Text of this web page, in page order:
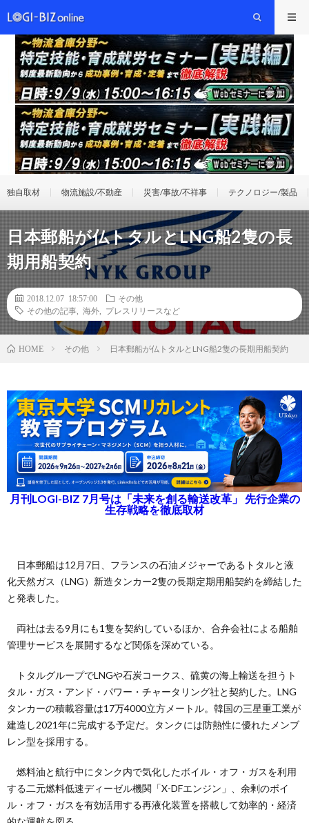
独自取材 物流施設/不動産 災害/事故/不祥事 テクノロジー/製品
日本郵船が仏トタルとLNG船2隻の長
期用船契約
2018.12.07 18:57:00
その他
その他の記事
海外 プレスリリースなど
HOME その他 日本郵船が仏トタルとLNG船2隻の長期用船契約
月刊LOGI-BIZ 7月号は「未来を創る輸送改革」 先行企業の
生存戦略を徹底取材
日本郵船は12月7日、フランスの石油メジャーであるトタルと液
化天然ガス（LNG）新造タンカー2隻の長期定期用船契約を締結した
と発表した。
両社は去る9月にも1隻を契約しているほか、合弁会社による船舶
管理サービスを展開するなど関係を深めている。
トタルグループでLNGや石炭コークス、硫黄の海上輸送を担うト
タル・ガス・アンド・パワー・チャータリング社と契約した。LNG
タンカーの積載容量は17万4000立方メートル。韓国の三星重工業が
建造し2021年に完成する予定だ。タンクには防熱性に優れたメンブ
レン型を採用する。
燃料油と航行中にタンク内で気化したボイル・オフ・ガスを利用
する二元燃料低速ディーゼル機関「X-DFエンジン」、余剰のボイ
ル・オフ・ガスを有効活用する再液化装置を搭載して効率的・経済